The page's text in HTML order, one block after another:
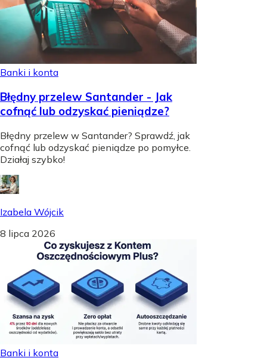
Banki i konta
Błędny przelew Santander - Jak
cofnąć lub odzyskać pieniądze?
Błędny przelew w Santander? Sprawdź, jak
cofnąć lub odzyskać pieniądze po pomyłce.
Działaj szybko!
Izabela Wójcik
8 lipca 2026
Banki i konta